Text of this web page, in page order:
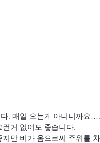
. 매일 오는게 아니니까요
런거 없어도 좋습니다.
지만 비가 옴으로써 주위를